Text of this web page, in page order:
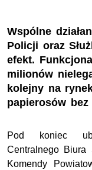
Wspólne
Policji oraz
efekt.
milionów
kolejny na
papierosów
Pod koniec
Centralnego
Komendy